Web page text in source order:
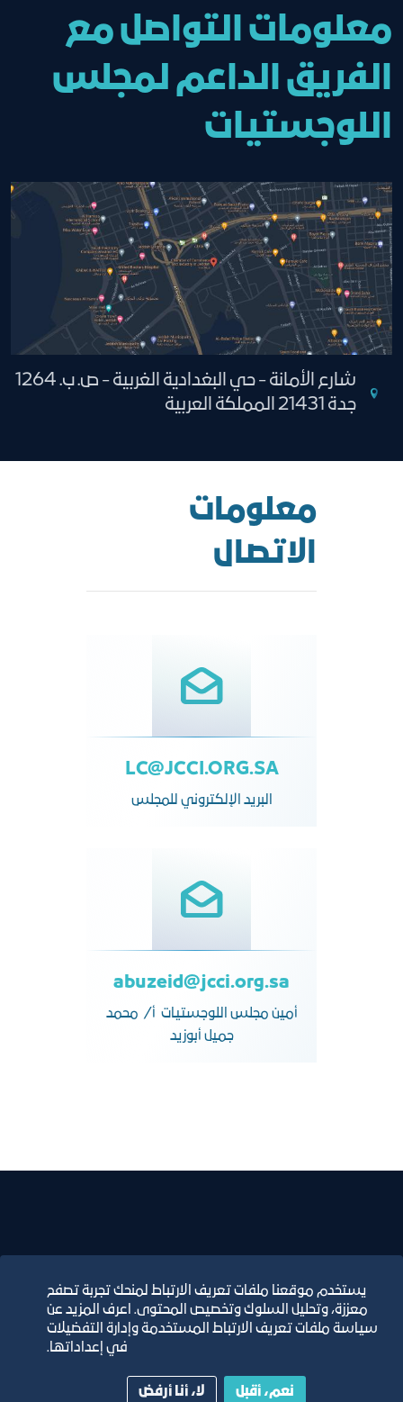
معلومات التواصل مع
الفريق الداعم لمجلس
اللوجستيات
شارع الأمانة - حي البغدادية الغربية - ص. ب. 1264
جدة 21431 المملكة العربية
معلومات
الاتصال
LC@JCCI.ORG.SA
البريد الإلكتروني للمجلس
abuzeid@jcci.org.sa
أمين مجلس اللوجستيات أ/ محمد
جميل أبوزيد
التقارير السنوية
الفرص والأفكار الاستثمارية
يستخدم موقعنا ملفات تعريف الارتباط لمنحك تجربة تصفح
معززة، وتحليل السلوك وتخصيص المحتوى. اعرف المزيد عن
سياسة ملفات تعريف الارتباط المستخدمة وإدارة التفضيلات
في إعداداتها.
نعم، أقبل لا، أنا أرفض